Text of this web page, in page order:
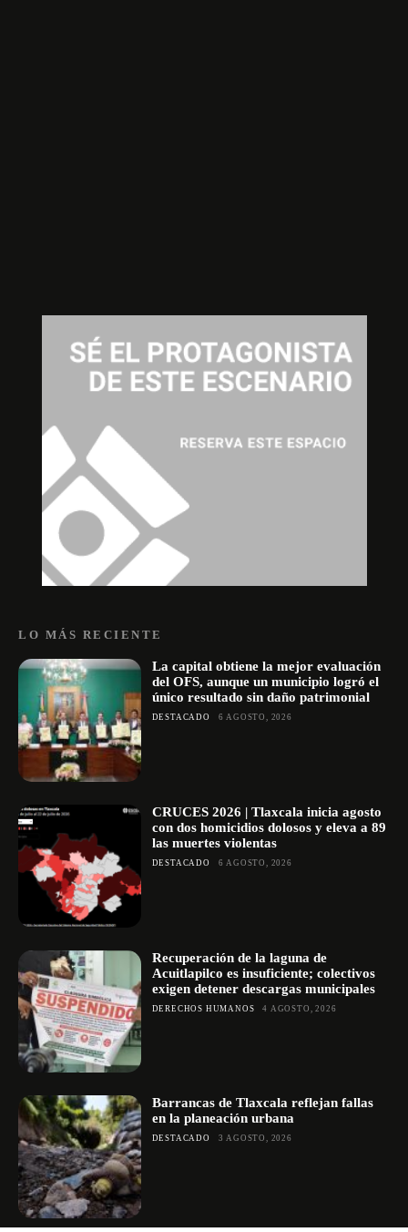
LO MÁS RECIENTE
La capital obtiene la mejor evaluación
del OFS, aunque un municipio logró el
único resultado sin daño patrimonial
DESTACADO 6 AGOSTO, 2026
CRUCES 2026 | Tlaxcala inicia agosto
con dos homicidios dolosos y eleva a 89
las muertes violentas
DESTACADO 6 AGOSTO, 2026
Recuperación de la laguna de
Acuitlapilco es insuficiente; colectivos
exigen detener descargas municipales
DERECHOS HUMANOS 4 AGOSTO, 2026
Barrancas de Tlaxcala reflejan fallas
en la planeación urbana
DESTACADO 3 AGOSTO, 2026